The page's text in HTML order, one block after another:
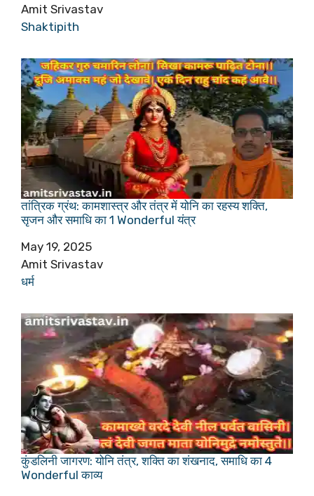
Author
Amit Srivastav
In relation to
Shaktipith
तांत्रिक ग्रंथ: कामशास्त्र और तंत्र में योनि का रहस्य शक्ति,
सृजन और समाधि का 1 Wonderful यंत्र
Date
May 19, 2025
Author
Amit Srivastav
In relation to
धर्म
कुंडलिनी जागरण: योनि तंत्र, शक्ति का शंखनाद, समाधि का 4
Wonderful काव्य